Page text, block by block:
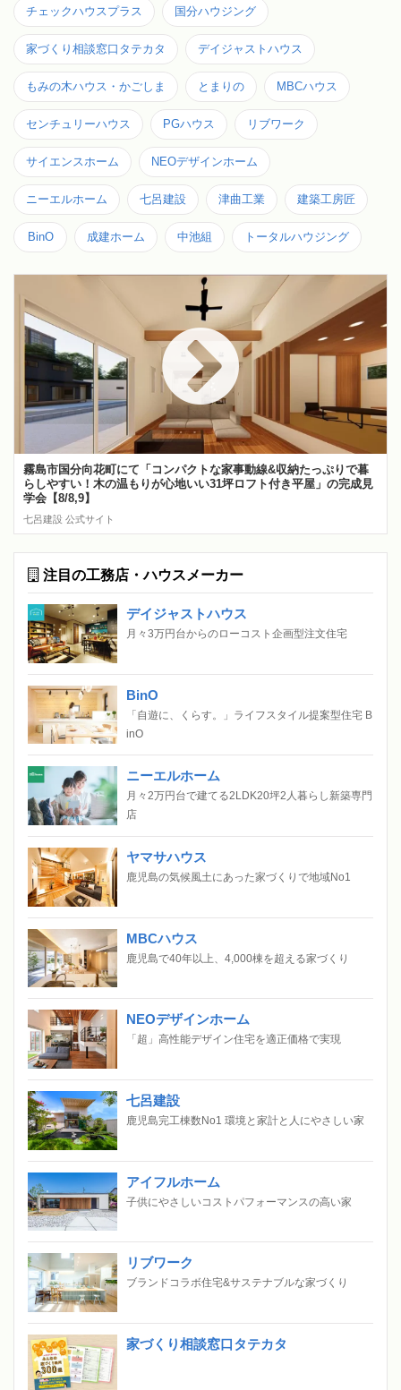
チェックハウスプラス 国分ハウジング
家づくり相談窓口タテカタ デイジャストハウス
もみの木ハウス・かごしま とまりの MBCハウス
センチュリーハウス PGハウス リブワーク
サイエンスホーム NEOデザインホーム
ニーエルホーム 七呂建設 津曲工業 建築工房匠
BinO 成建ホーム 中池組 トータルハウジング
霧島市国分向花町にて「コンパクトな家事動線&収納たっぷりで暮
らしやすい！木の温もりが心地いい31坪ロフト付き平屋」の完成見
学会【8/8,9】
七呂建設 公式サイト
注目の工務店・ハウスメーカー
デイジャストハウス
月々3万円台からのローコスト企画型注文住宅
BinO
「自遊に、くらす。」ライフスタイル提案型住宅 B
inO
ニーエルホーム
月々2万円台で建てる2LDK20坪2人暮らし新築専門
店
ヤマサハウス
鹿児島の気候風土にあった家づくりで地域No1
MBCハウス
鹿児島で40年以上、4,000棟を超える家づくり
NEOデザインホーム
「超」高性能デザイン住宅を適正価格で実現
七呂建設
鹿児島完工棟数No1 環境と家計と人にやさしい家
アイフルホーム
子供にやさしいコストパフォーマンスの高い家
リブワーク
ブランドコラボ住宅&サステナブルな家づくり
家づくり相談窓口タテカタ